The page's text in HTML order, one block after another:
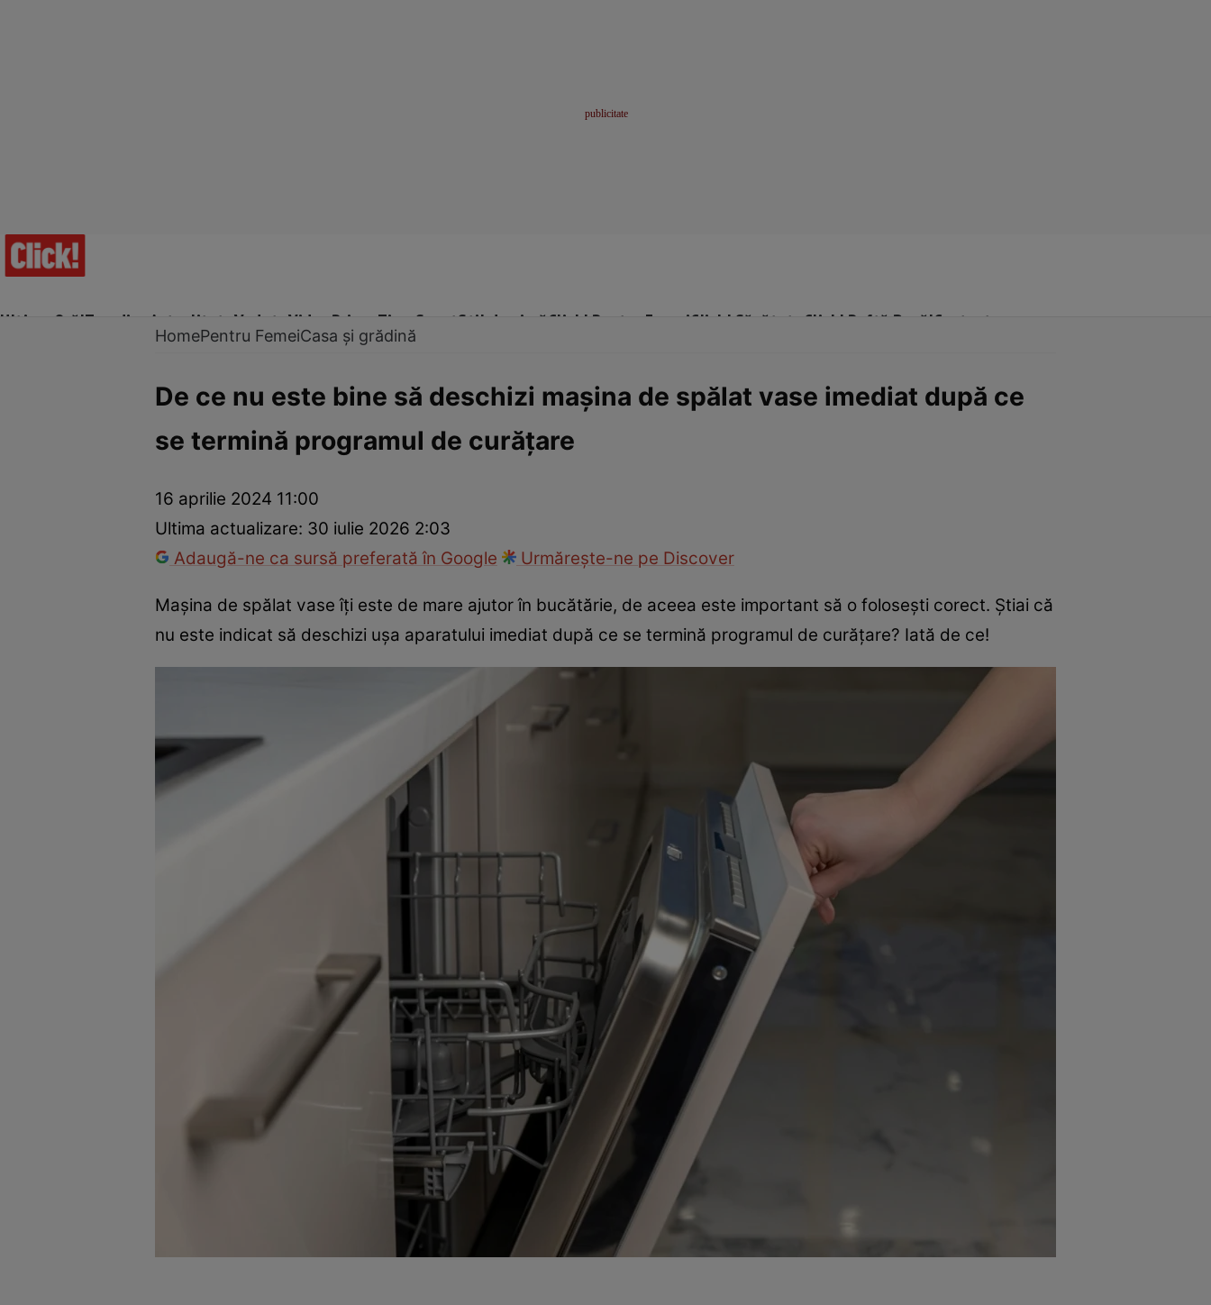
Ultima Oră!Trending Actualitate Vedete Video Prime Time SportStil de viațăClick! Pentru FemeiClick! Sănătate Click! Poftă Bună!Contact
Dezvoltare personalăÎngrijire personală Casă și grădinăModă
HomePentru FemeiCasa și grădină
De ce nu este bine să deschizi mașina de spălat vase imediat după ce
se termină programul de curățare
16 aprilie 2024 11:00
Ultima actualizare: 30 iulie 2026 2:03
Adaugă-ne ca sursă preferată în Google
Urmărește-ne pe Discover
Mașina de spălat vase îți este de mare ajutor în bucătărie, de aceea este important să o folosești corect. Știai că
nu este indicat să deschizi ușa aparatului imediat după ce se termină programul de curățare? Iată de ce!